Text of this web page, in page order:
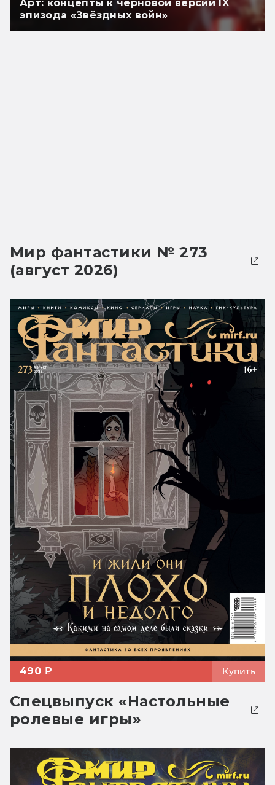
Арт: концепты к черновой версии IX
эпизода «Звёздных войн»
Мир фантастики № 273
(август 2026)
490 ₽ Купить
Спецвыпуск «Настольные
ролевые игры»